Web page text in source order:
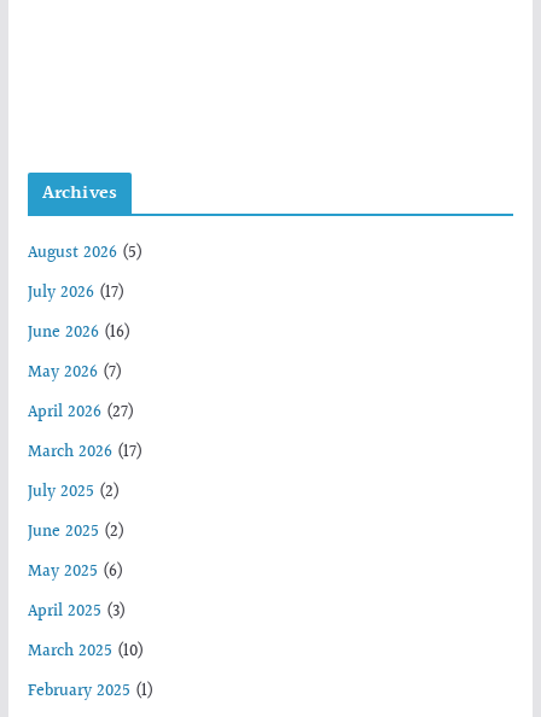
Archives
August 2026(5)
July 2026(17)
June 2026(16)
May 2026(7)
April 2026(27)
March 2026(17)
July 2025 (2)
June 2025 (2)
May 2025 (6)
April 2025 (3)
March 2025 (10)
February 2025 (1)